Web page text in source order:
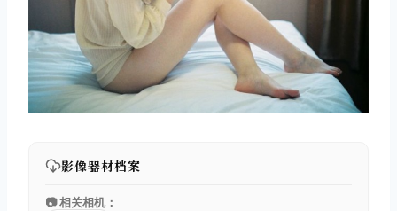
影像器材档案
📷 相关相机：